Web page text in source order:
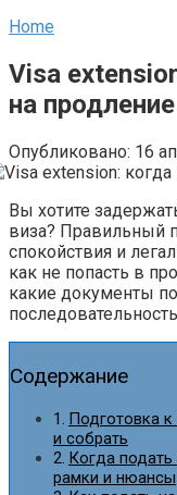
Home
Visa
на продление
Опубликовано: 16
Вы хотите
виза? Правильный
спокойствия и
как не попасть в
какие документы
Содержание
Подготовка к
и собрать
Когда подать
рамки и нюансы